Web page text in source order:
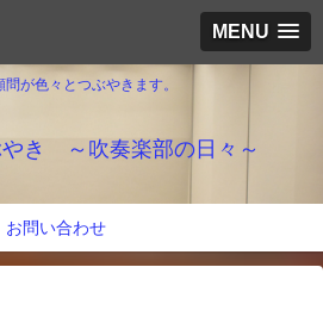
MENU
問が色々とつぶやきます。
やき ～吹奏楽部の日々～
お問い合わせ